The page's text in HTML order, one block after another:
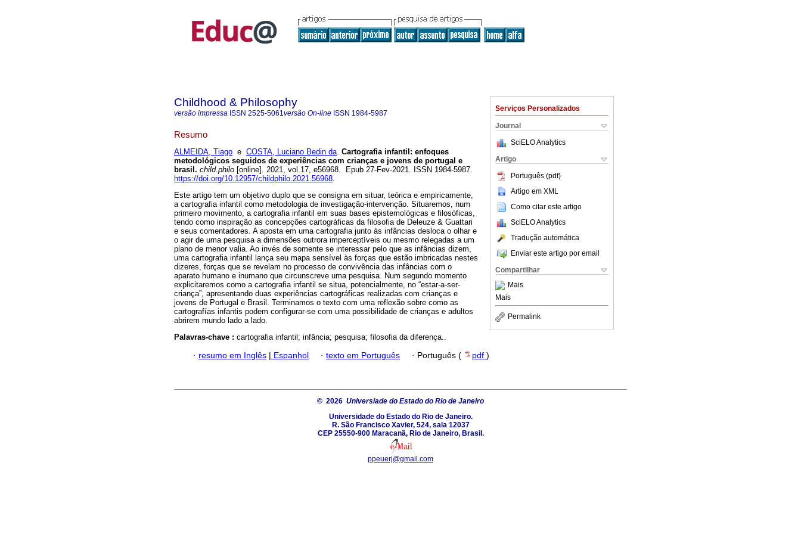
Serviços Personalizados
Journal
SciELO Analytics
Artigo
Português (pdf)
Artigo em XML
Como citar este artigo
SciELO Analytics
Tradução automática
Enviar este artigo por email
Compartilhar
Mais
Mais
Permalink
Childhood & Philosophy
versão impressa ISSN 2525-5061versão On-line ISSN 1984-5987
Resumo
ALMEIDA, Tiago e COSTA, Luciano Bedin da. Cartografia infantil: enfoques
metodológicos seguidos de experiências com crianças e jovens de portugal e
brasil. child.philo [online]. 2021, vol.17, e56968. Epub 27-Fev-2021. ISSN 1984-5987.
https://doi.org/10.12957/childphilo.2021.56968.
Este artigo tem um objetivo duplo que se consigna em situar, teórica e empiricamente,
a cartografia infantil como metodologia de investigação-intervenção. Situaremos, num
primeiro movimento, a cartografia infantil em suas bases epistemológicas e filosóficas,
tendo como inspiração as concepções cartográficas da filosofia de Deleuze & Guattari
e seus comentadores. A aposta em uma cartografia junto às infâncias desloca o olhar e
o agir de uma pesquisa a dimensões outrora imperceptíveis ou mesmo relegadas a um
plano de menor valia. Ao invés de somente se interessar pelo que as infâncias dizem,
uma cartografia infantil lança seu mapa sensível às forças que estão imbricadas nestes
dizeres, forças que se revelam no processo de convivência das infâncias com o
aparato humano e inumano que circunscreve uma pesquisa. Num segundo momento
explicitaremos como a cartografia infantil se situa, potencialmente, no “estar-a-ser-
criança”, apresentando duas experiências cartográficas realizadas com crianças e
jovens de Portugal e Brasil. Terminamos o texto com uma reflexão sobre como as
cartografías infantis podem configurar-se com uma possibilidade de crianças e adultos
abrirem mundo lado a lado.
Palavras-chave : cartografia infantil; infância; pesquisa; filosofia da diferença..
· resumo em Inglês | Espanhol · texto em Português · Português ( pdf )
© 2026 Universiade do Estado do Rio de Janeiro
Universidade do Estado do Rio de Janeiro.
R. São Francisco Xavier, 524, sala 12037
CEP 25550-900 Maracanã, Rio de Janeiro, Brasil.
ppeuerj@gmail.com